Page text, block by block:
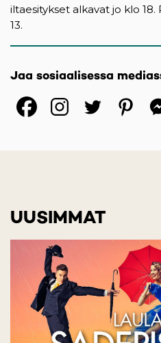
iltaesitykset alkavat jo klo
13.
Jaa sosiaalisessa
(opens in
(opens
UUSIMMAT